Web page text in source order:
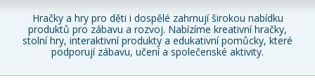
Hračky a hry pro děti i dospělé zahrnují širokou nabídku
produktů pro zábavu a rozvoj. Nabízíme kreativní hračky,
stolní hry, interaktivní produkty a edukativní pomůcky, které
podporují zábavu, učení a společenské aktivity.